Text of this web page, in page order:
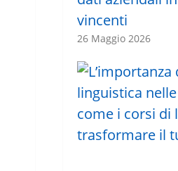
vincenti
26 Maggio 2026